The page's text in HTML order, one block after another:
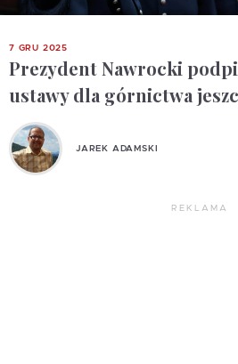
7 GRU 2025
Prezydent Nawrocki
ustawy dla górnictwa
JAREK ADAMSKI
REKLAMA